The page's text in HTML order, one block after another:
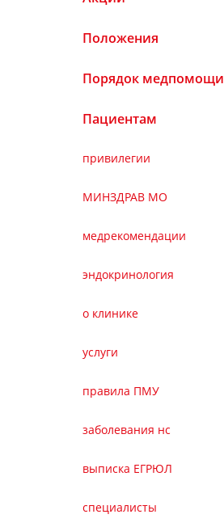
Положения
Порядок медпомощи
Пациентам
привилегии
МИНЗДРАВ МО
медрекомендации
эндокринология
о клинике
услуги
правила ПМУ
заболевания нс
выписка ЕГРЮЛ
специалисты